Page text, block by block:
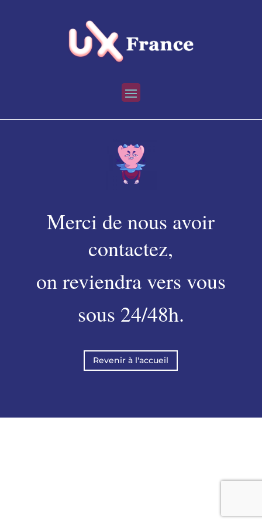
Merci de nous avoir
contactez,
on reviendra vers vous
sous 24/48h.
Revenir à l'accueil